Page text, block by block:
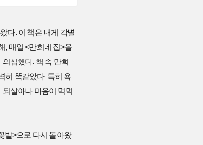
다. 이 책은 내게 각별
, 매일 <만희네 집>을
심했다. 책 속 만희
히 똑같았다. 특히 욕
되살아나 마음이 먹먹
밭>으로 다시 돌아왔